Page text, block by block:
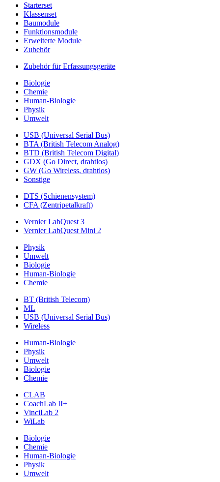
Starterset
Klassenset
Baumodule
Funktionsmodule
Erweiterte Module
Zubehör
Zubehör für Erfassungsgeräte
Biologie
Chemie
Human-Biologie
Physik
Umwelt
USB (Universal Serial Bus)
BTA (British Telecom Analog)
BTD (British Telecom Digital)
GDX (Go Direct, drahtlos)
GW (Go Wireless, drahtlos)
Sonstige
DTS (Schienensystem)
CFA (Zentripetalkraft)
Vernier LabQuest 3
Vernier LabQuest Mini 2
Physik
Umwelt
Biologie
Human-Biologie
Chemie
BT (British Telecom)
ML
USB (Universal Serial Bus)
Wireless
Human-Biologie
Physik
Umwelt
Biologie
Chemie
CLAB
CoachLab II+
VinciLab 2
WiLab
Biologie
Chemie
Human-Biologie
Physik
Umwelt